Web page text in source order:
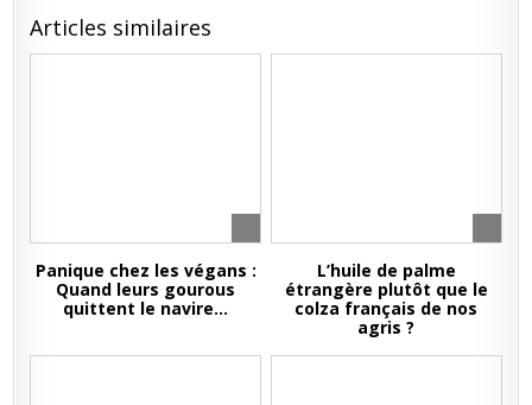
Articles similaires
Panique chez les végans :
Quand leurs gourous
quittent le navire…
L’huile de palme
étrangère plutôt que le
colza français de nos
agris ?